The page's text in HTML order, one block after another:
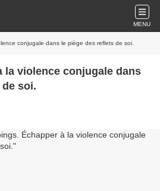
MENU
conjugale dans le piège des reflets de soi.
la violence conjugale dans
de soi.